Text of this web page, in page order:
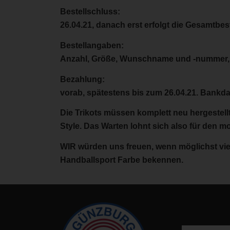
Bestellschluss:
26.04.21, danach erst erfolgt die
Bestellangaben:
Anzahl, Größe, Wunschname und -
Bezahlung:
vorab, spätestens bis zum 26.04.21.
Die Trikots müssen komplett neu
Style. Das Warten lohnt sich also für den
WIR würden uns freuen, wenn möglichst
Handballsport Farbe bekennen.